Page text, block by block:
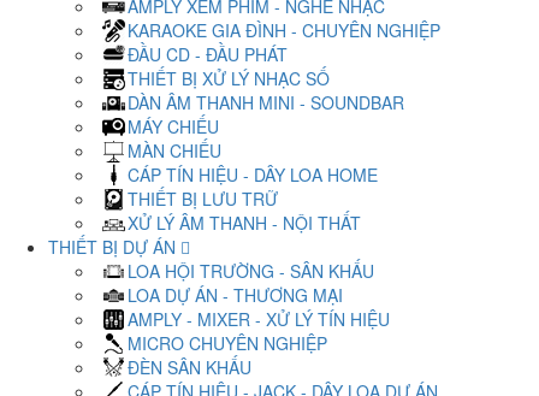
AMPLY XEM PHIM - NGHE NHẠC
KARAOKE GIA ĐÌNH - CHUYÊN NGHIỆP
ĐẦU CD - ĐẦU PHÁT
THIẾT BỊ XỬ LÝ NHẠC SỐ
DÀN ÂM THANH MINI - SOUNDBAR
MÁY CHIẾU
MÀN CHIẾU
CÁP TÍN HIỆU - DÂY LOA HOME
THIẾT BỊ LƯU TRỮ
XỬ LÝ ÂM THANH - NỘI THẤT
THIẾT BỊ DỰ ÁN
LOA HỘI TRƯỜNG - SÂN KHẤU
LOA DỰ ÁN - THƯƠNG MẠI
AMPLY - MIXER - XỬ LÝ TÍN HIỆU
MICRO CHUYÊN NGHIỆP
ĐÈN SÂN KHẤU
CÁP TÍN HIỆU - JACK - DÂY LOA DỰ ÁN